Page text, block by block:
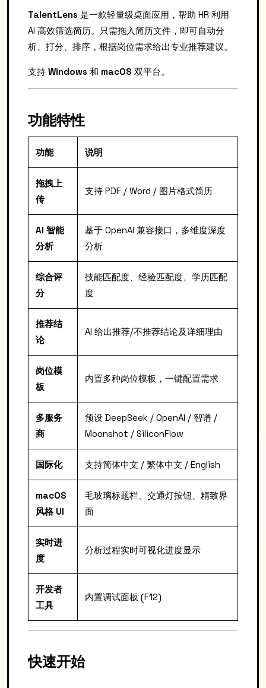
TalentLens 是一款轻量级桌面应用，帮助 HR 利用
AI 高效筛选简历。只需拖入简历文件，即可自动分
析、打分、排序，根据岗位需求给出专业推荐建议。
支持 Windows 和 macOS 双平台。
功能特性
功能 说明
拖拽上
传
支持 PDF / Word / 图片格式简历
AI 智能
分析
基于 OpenAI 兼容接口，多维度深度
分析
综合评
分
技能匹配度、经验匹配度、学历匹配
度
推荐结
论
AI 给出推荐/不推荐结论及详细理由
岗位模
板
内置多种岗位模板，一键配置需求
多服务
商
预设 DeepSeek / OpenAI / 智谱 /
Moonshot / SiliconFlow
国际化 支持简体中文 / 繁体中文 / English
macOS
风格 UI
毛玻璃标题栏、交通灯按钮、精致界
面
实时进
度
分析过程实时可视化进度显示
开发者
工具
内置调试面板 (F12)
快速开始